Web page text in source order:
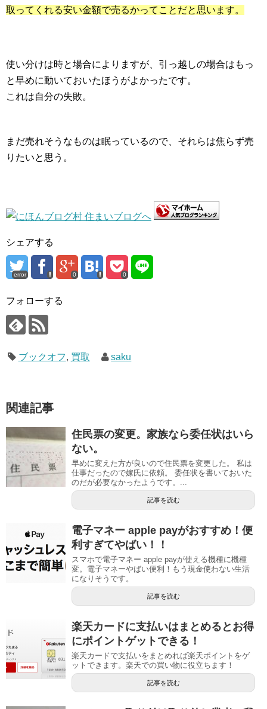
取ってくれる安い金額で売るかってことだと思います。
使い分けは時と場合によりますが、引っ越しの場合はもっ
と早めに動いておいたほうがよかったです。
これは自分の失敗。
まだ売れそうなものは眠っているので、それらは焦らず売
りたいと思う。
シェアする
error 0 0
フォローする
ブックオフ, 買取 saku
関連記事
住民票の変更。家族なら委任状はいら
ない。
早めに変えた方が良いので住民票を変更した。 私は
仕事だったので嫁氏に依頼。 委任状を書いておいた
のだが必要なかったようです。...
記事を読む
電子マネー apple payがおすすめ！便
利すぎてやばい！！
スマホで電子マネー apple payが使える機種に機種
変。電子マネーやばい便利！もう現金使わない生活
になりそうです。
記事を読む
楽天カードに支払いはまとめるとお得
にポイントゲットできる！
楽天カードで支払いをまとめれば楽天ポイントをゲ
ットできます。楽天での買い物に役立ちます！
記事を読む